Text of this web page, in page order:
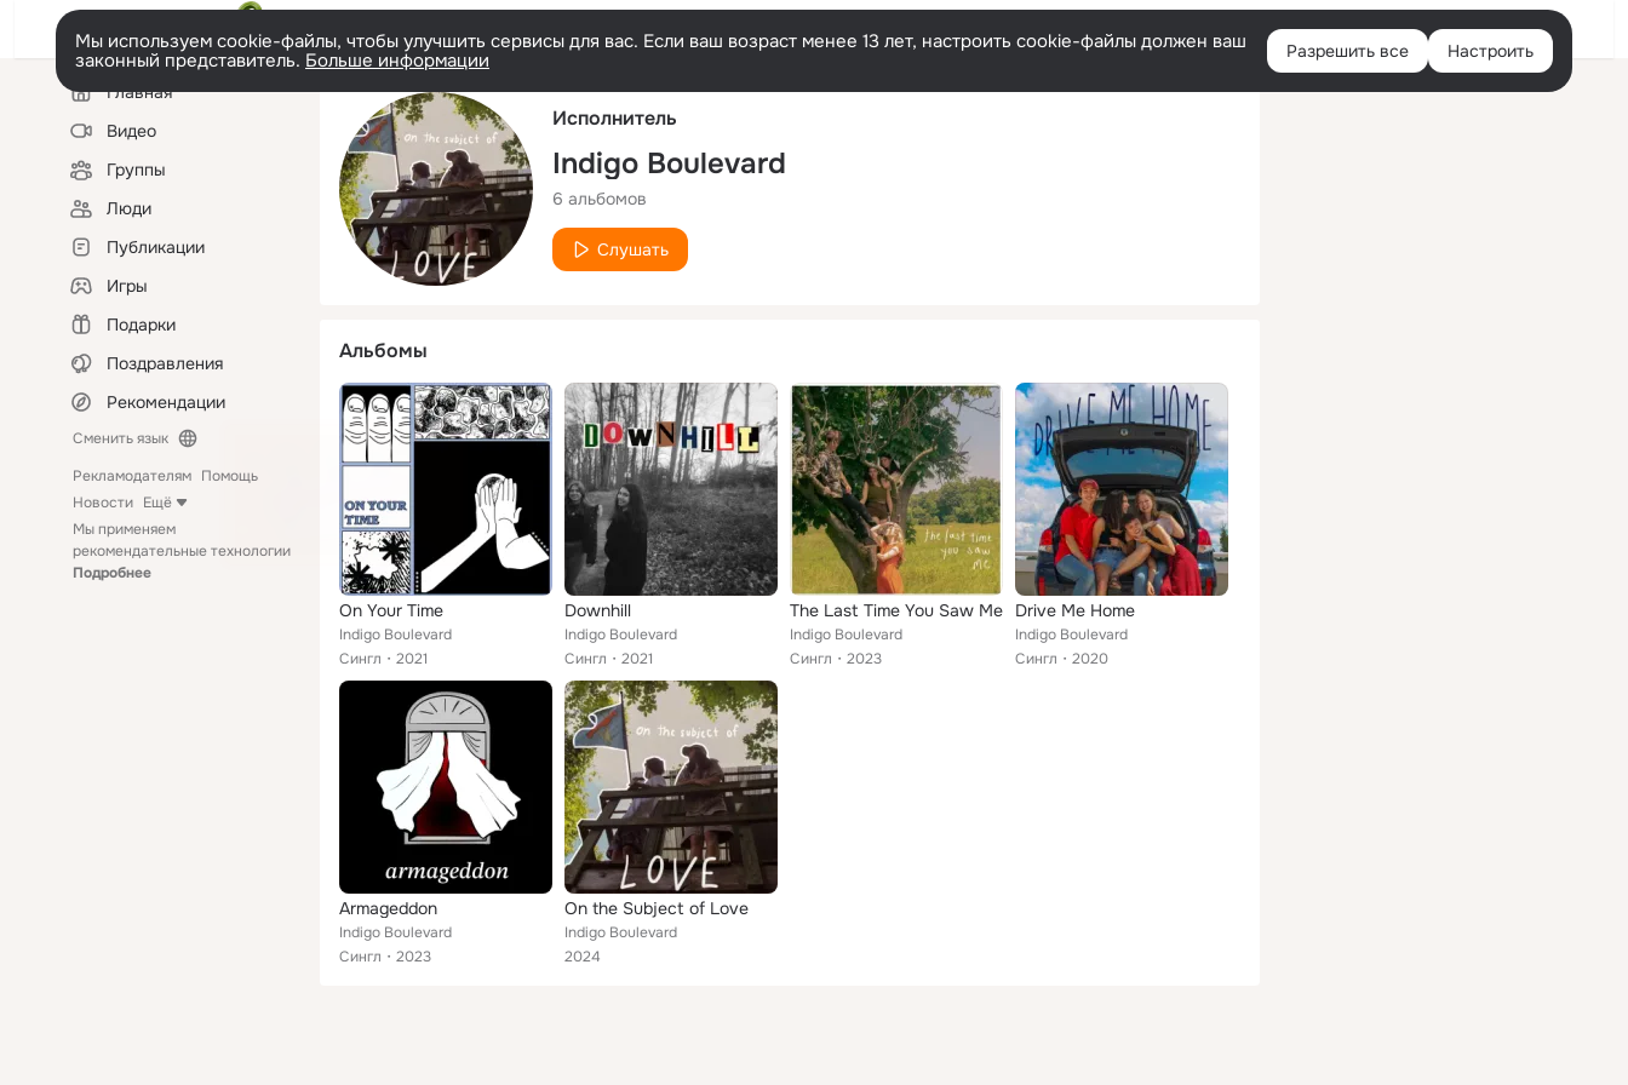
Русский Войти
Мы используем cookie-файлы, чтобы улучшить сервисы для вас. Если ваш возраст менее 13 лет, настроить cookie-файлы должен ваш
законный представитель. Больше информации Разрешить все Настроить
Левая
колонкаГлавная
Видео
Группы
Люди
Публикации
Игры
Подарки
Поздравления
Рекомендации
Сменить язык
Рекламодателям Помощь
Новости Ещё
Мы применяем
рекомендательные технологии
Подробнее
Исполнитель
Indigo Boulevard
6 альбомов
Слушать
Альбомы
On Your Time
Indigo Boulevard
Сингл
2021
Downhill
Indigo Boulevard
Сингл
2021
The Last Time You Saw Me
Indigo Boulevard
Сингл
2023
Drive Me Home
Indigo Boulevard
Сингл
2020
Armageddon
Indigo Boulevard
Сингл
2023
On the Subject of Love
Indigo Boulevard
2024